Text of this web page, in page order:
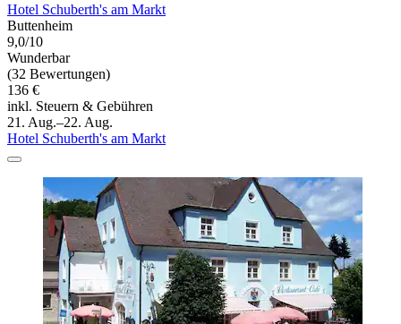
Hotel Schuberth's am Markt
Buttenheim
9,0/10
Wunderbar
(32 Bewertungen)
136 €
inkl. Steuern & Gebühren
21. Aug.–22. Aug.
Hotel Schuberth's am Markt